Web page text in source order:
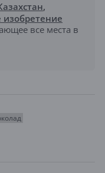
,
изобретение
все места в